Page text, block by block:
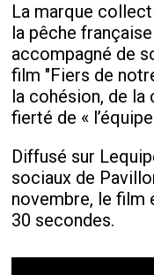
La marque
la pêche
accompagné de
film "Fiers de
la cohésion, de
fierté de «
Diffusé sur
sociaux de
novembre, le film
30 secondes.